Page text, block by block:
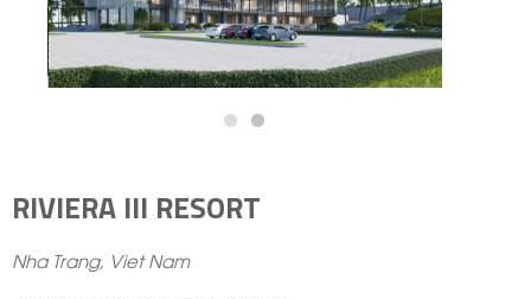
RIVIERA III RESORT
Nha Trang, Viet Nam